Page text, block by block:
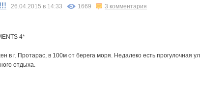
26.04.2015 в 14:33 1669 3 комментария
4*
в г. Протарас, в 100м от берега моря. Недалеко есть прогулочная
отдыха.